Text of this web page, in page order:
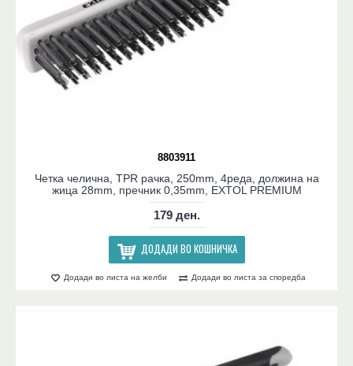
8803911
Четка челична, TPR рачка, 250mm, 4реда, должина на
жица 28mm, пречник 0,35mm, EXTOL PREMIUM
179 ден.
ДОДАДИ ВО КОШНИЧКА
Додади во листа на желби Додади во листа за споредба